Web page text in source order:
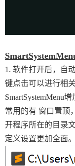
1. 软件打开后，自
键点击可以进行相
SmartSystemMenu
常用的有 窗口置顶
开程序所在的目录
定义设置更加全面。